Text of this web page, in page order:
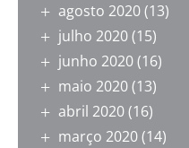
agosto 2020(13)
julho 2020(15)
junho 2020(16)
maio 2020(13)
abril 2020(16)
março 2020(14)